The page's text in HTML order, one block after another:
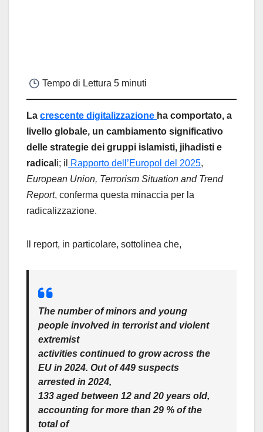
Tempo di Lettura 5 minuti
La crescente digitalizzazione ha comportato, a
livello globale, un cambiamento significativo
delle strategie dei gruppi islamisti, jihadisti e
radical i; il Rapporto dell’Europol del 2025,
European Union, Terrorism Situation and Trend
Report, conferma questa minaccia per la
radicalizzazione.
Il report, in particolare, sottolinea che,
The number of minors and young
people involved in terrorist and violent
extremist
activities continued to grow across the
EU in 2024. Out of 449 suspects
arrested in 2024,
133 aged between 12 and 20 years old,
accounting for more than 29 % of the
total of